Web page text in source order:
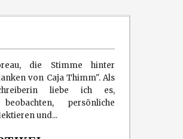
die Stimme hinter
von Caja Thimm". Als
liebe ich es,
persönliche
und...